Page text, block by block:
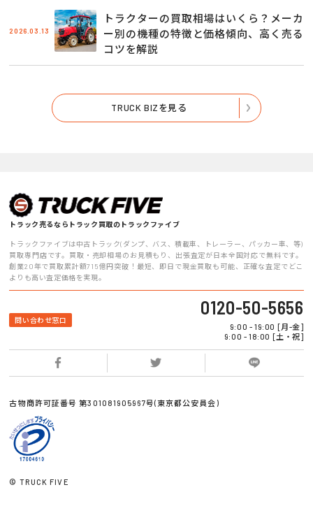
2026.03.13
トラクターの買取相場はいくら？メーカ
ー別の機種の特徴と価格傾向、高く売る
コツを解説
TRUCK BIZを見る
トラック売るならトラック買取のトラックファイブ
トラックファイブは中古トラック(ダンプ、バス、積載車、トレーラー、パッカー車、等)
買取専門店です。買取・売却相場のお見積もり、出張査定が日本全国対応で無料です。
創業20年で買取累計額715億円突破！最短、即日で現金買取も可能、正確な査定でどこ
よりも高い査定価格を実現。
問い合わせ窓口
0120-50-5656
9:00 - 19:00 [月-金]
9:00 - 18:00 [土・祝]
古物商許可証番号 第301081905967号(東京都公安員会)
© TRUCK FIVE